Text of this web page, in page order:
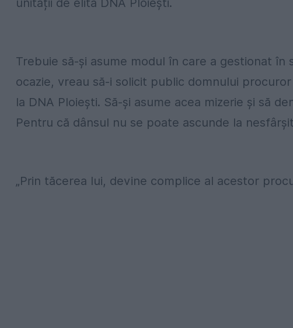
Trebuie să-și asume modul în care a gestionat în
ocazie, vreau să-i solicit public domnului
la DNA Ploiești. Să-și asume acea mizerie și să
Pentru că dânsul nu se poate ascunde la
„Prin tăcerea lui, devine complice al acestor